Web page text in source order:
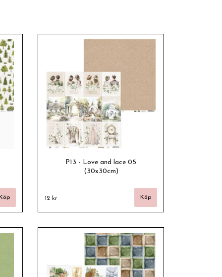
P13 - Love and lace 05
(30x30cm)
12 kr